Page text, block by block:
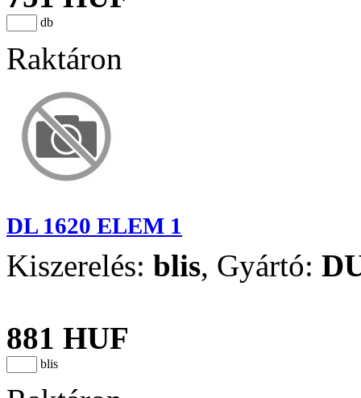
db
Raktáron
DL 1620 ELEM 1
Kiszerelés: blis, Gyártó:
881 HUF
blis